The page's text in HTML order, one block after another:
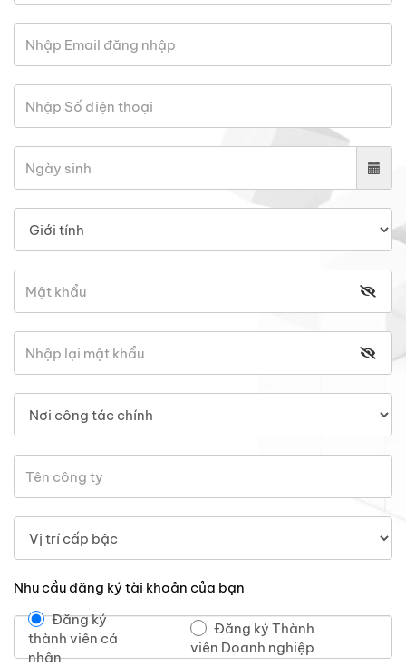
Nhu cầu đăng ký tài khoản của bạn
Đăng ký
thành viên cá
nhân
Đăng ký Thành
viên Doanh nghiệp